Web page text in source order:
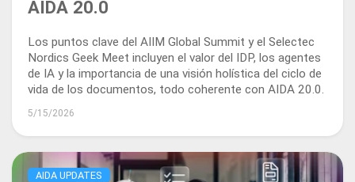
AIDA 20.0
Los puntos clave del AIIM Global Summit y el Selectec
Nordics Geek Meet incluyen el valor del IDP, los agentes
de IA y la importancia de una visión holística del ciclo de
vida de los documentos, todo coherente con AIDA 20.0.
5/15/2026
AIDA UPDATES